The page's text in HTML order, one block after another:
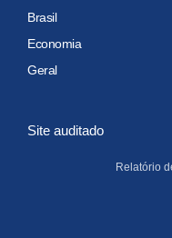
Brasil
Economia
Geral
Site auditado
Relatório